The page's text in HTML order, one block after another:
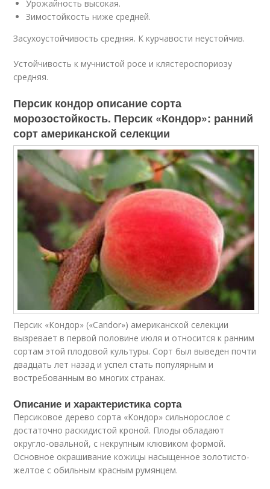
Урожайность высокая.
Зимостойкость ниже средней.
Засухоустойчивость средняя. К курчавости неустойчив.
Устойчивость к мучнистой росе и клястероспориозу
средняя.
Персик кондор описание сорта
морозостойкость. Персик «Кондор»: ранний
сорт американской селекции
Персик «Кондор» («Candor») американской селекции
вызревает в первой половине июля и относится к ранним
сортам этой плодовой культуры. Сорт был выведен почти
двадцать лет назад и успел стать популярным и
востребованным во многих странах.
Описание и характеристика сорта
Персиковое дерево сорта «Кондор» сильнорослое с
достаточно раскидистой кроной. Плоды обладают
округло-овальной, с некрупным клювиком формой.
Основное окрашивание кожицы насыщенное золотисто-
желтое с обильным красным румянцем.